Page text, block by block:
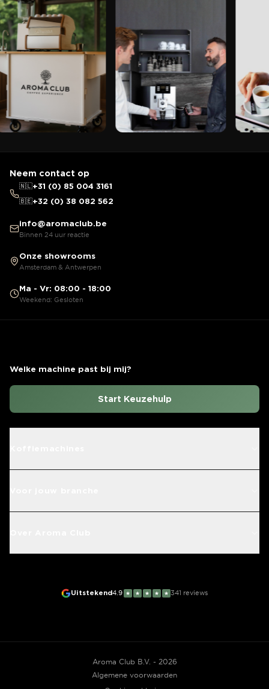
Neem contact op
🇳🇱+31 (0) 85 004 3161
🇧🇪+32 (0) 38 082 562
info@aromaclub.be
Binnen 24 uur reactie
Onze showrooms
Amsterdam & Antwerpen
Ma - Vr: 08:00 - 18:00
Weekend: Gesloten
Welke machine past bij mij?
Start Keuzehulp
Uitstekend4.9 ★ ★ ★ ★ ★ 341 reviews
Aroma Club B.V. - 2026
Algemene voorwaarden